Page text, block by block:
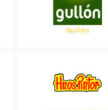
Gullón